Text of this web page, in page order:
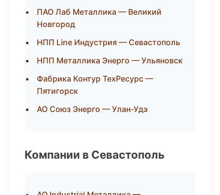
ПАО Лаб Металлика — Великий
Новгород
НПП Line Индустрия — Севастополь
НПП Металлика Энерго — Ульяновск
Фабрика Контур ТехРесурс —
Пятигорск
АО Союз Энерго — Улан-Удэ
Компании в Севастополь